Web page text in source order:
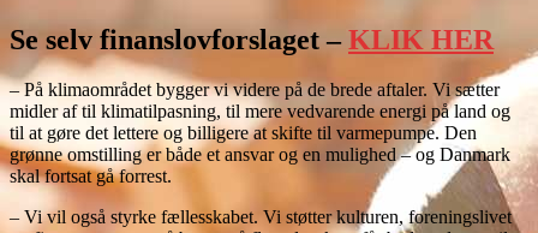
Se selv finanslovforslaget –KLIK HER
– På klimaområdet bygger vi videre på de brede aftaler. Vi sætter
midler af til klimatilpasning, til mere vedvarende energi på land og
til at gøre det lettere og billigere at skifte til varmepumpe. Den
grønne omstilling er både et ansvar og en mulighed – og Danmark
skal fortsat gå forrest.
– Vi vil også styrke fællesskabet. Vi støtter kulturen, foreningslivet